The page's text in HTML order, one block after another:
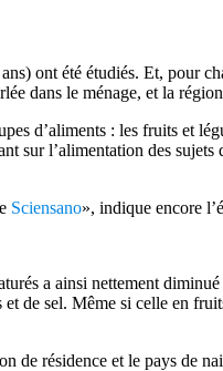
ont été étudiés. Et, pour
dans le ménage, et la
d’aliments : les fruits et
sur l’alimentation des sujets
Sciensano», indique encore
a ainsi nettement
de sel. Même si celle en
de résidence et le pays de